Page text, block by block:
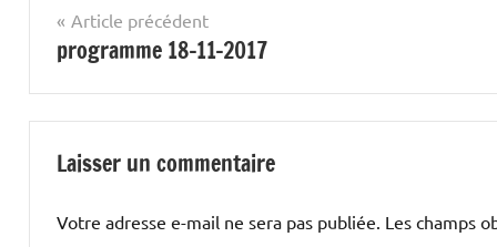
Navigation
de
l’article
Article précédent
programme 18-11-2017
Laisser un commentaire
Votre adresse e-mail ne sera pas publiée. Les champs